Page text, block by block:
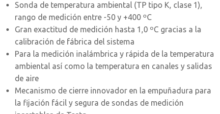
Sonda de temperatura ambiental (TP tipo K, clase 1),
rango de medición entre -50 y +400 ºC
Gran exactitud de medición hasta 1,0 ºC gracias a la
calibración de fábrica del sistema
Para la medición inalámbrica y rápida de la temperatura
ambiental así como la temperatura en canales y salidas
de aire
Mecanismo de cierre innovador en la empuñadura para
la fijación fácil y segura de sondas de medición